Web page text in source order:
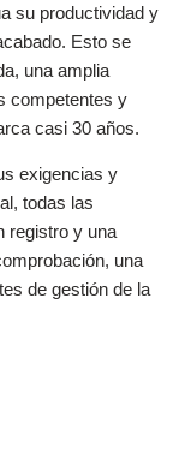
su productividad y
Esto se
una amplia
competentes y
casi 30 años.
exigencias y
todas las
registro y una
una
de gestión de la